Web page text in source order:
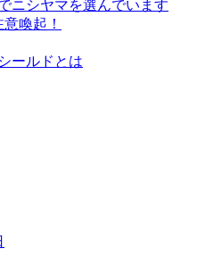
ニシヤマを選んでいます
喚起！
ールドとは